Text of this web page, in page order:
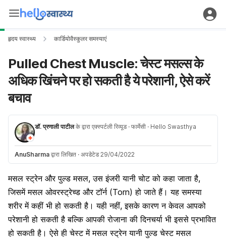
हृदय स्वास्थ्य कार्डियोवैस्कुलर समस्याएं
Pulled Chest Muscle: चेस्ट मसल्स के
अधिक खिंचने पर हो सकती है ये परेशानी, ऐसे करें
बचाव
डॉ. प्रणाली पाटीलके द्वारा एक्स्पर्टली रिव्यूड · फार्मेसी · Hello Swasthya
AnuSharma द्वारा लिखित · अपडेटेड 29/04/2022
मसल स्ट्रेन और पुल्ड मसल, उस इंजरी यानी चोट को कहा जाता है,
जिसमें मसल ओवरस्ट्रेच्ड और टॉर्न (Torn) हो जाते हैं। यह समस्या
शरीर में कहीं भी हो सकती है। यही नहीं, इसके कारण न केवल आपको
परेशानी हो सकती है बल्कि आपकी रोजाना की दिनचर्या भी इससे प्रभावित
हो सकती है। ऐसे ही चेस्ट में मसल स्ट्रेन यानी पुल्ड चेस्ट मसल